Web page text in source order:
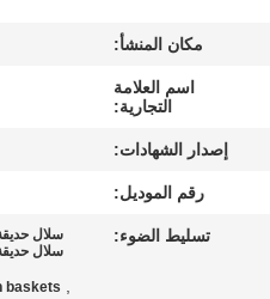
مراقبة
الجودة
مكان المنشأ:
اسم العلامة
التجارية:
إصدار الشهادات:
رقم الموديل:
تسليط الضوء:
سلال
سلال
,
baskets